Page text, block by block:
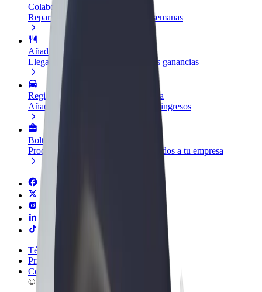
Colaborar como repartidor
Reparte comida y cobra todas las semanas
Añadir un restaurante o tienda
Llega a más clientes y maximiza tus ganancias
Registrarse como propietario de flota
Añade tu flota a Bolt y potencia tus ingresos
Bolt para empresas
Productos y servicios de Bolt adaptados a tu empresa
Términos y Condiciones
Privacidad
Cookies
© 2026 Bolt Technology OÜ